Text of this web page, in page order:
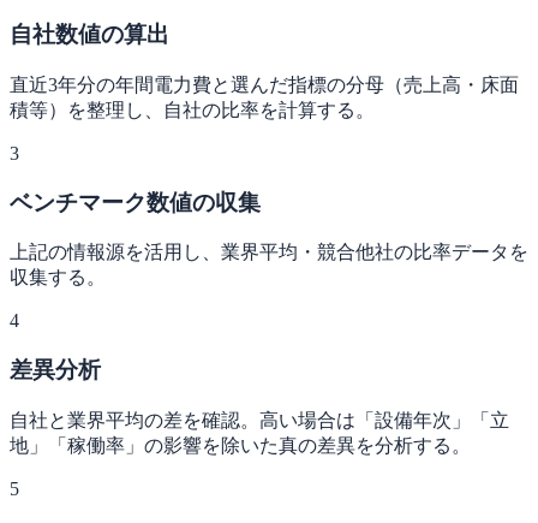
自社数値の算出
直近3年分の年間電力費と選んだ指標の分母（売上高・床面
積等）を整理し、自社の比率を計算する。
3
ベンチマーク数値の収集
上記の情報源を活用し、業界平均・競合他社の比率データを
収集する。
4
差異分析
自社と業界平均の差を確認。高い場合は「設備年次」「立
地」「稼働率」の影響を除いた真の差異を分析する。
5